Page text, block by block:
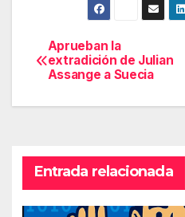
Navegación
de
Aprueban la
extradición de Julian
Assange a Suecia
Entrada relacionada